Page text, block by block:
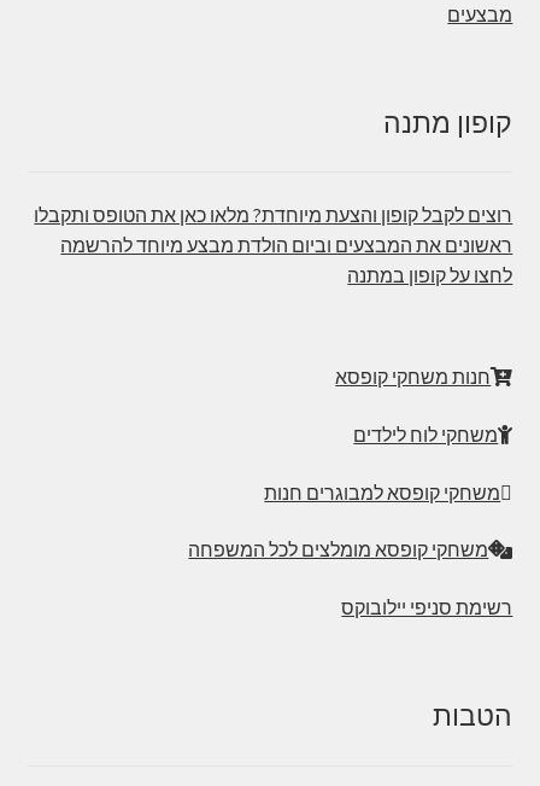
מבצעים
קופון מתנה
רוצים לקבל קופון והצעת מיוחדת? מלאו כאן את הטופס ותקבלו
ראשונים את המבצעים וביום הולדת מבצע מיוחד להרשמה
לחצו על קופון במתנה
חנות משחקי קופסא
משחקי לוח לילדים
משחקי קופסא למבוגרים חנות
משחקי קופסא מומלצים לכל המשפחה
רשימת סניפי יילובוקס
הטבות